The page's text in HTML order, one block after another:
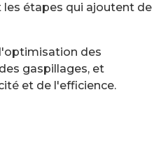
étapes qui ajoutent de
des
gaspillages, et
et de l'efficience.